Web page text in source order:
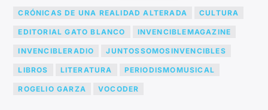
CRÓNICAS DE UNA REALIDAD ALTERADA CULTURA
EDITORIAL GATO BLANCO INVENCIBLEMAGAZINE
INVENCIBLERADIO JUNTOSSOMOSINVENCIBLES
LIBROS LITERATURA PERIODISMOMUSICAL
ROGELIO GARZA VOCODER